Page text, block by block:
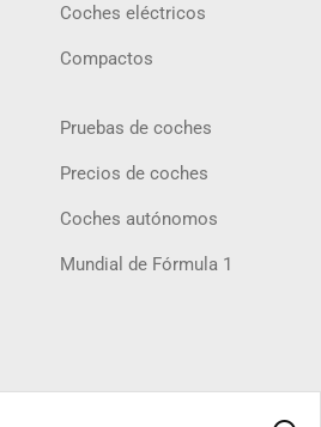
Coches eléctricos
Compactos
Pruebas de coches
Precios de coches
Coches autónomos
Mundial de Fórmula 1